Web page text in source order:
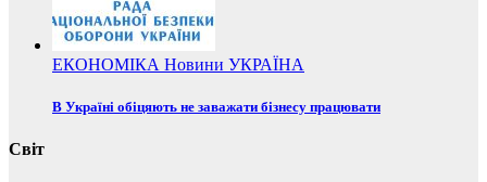
ЕКОНОМІКА Новини УКРАЇНА
В Україні обіцяють не заважати бізнесу працювати
Світ